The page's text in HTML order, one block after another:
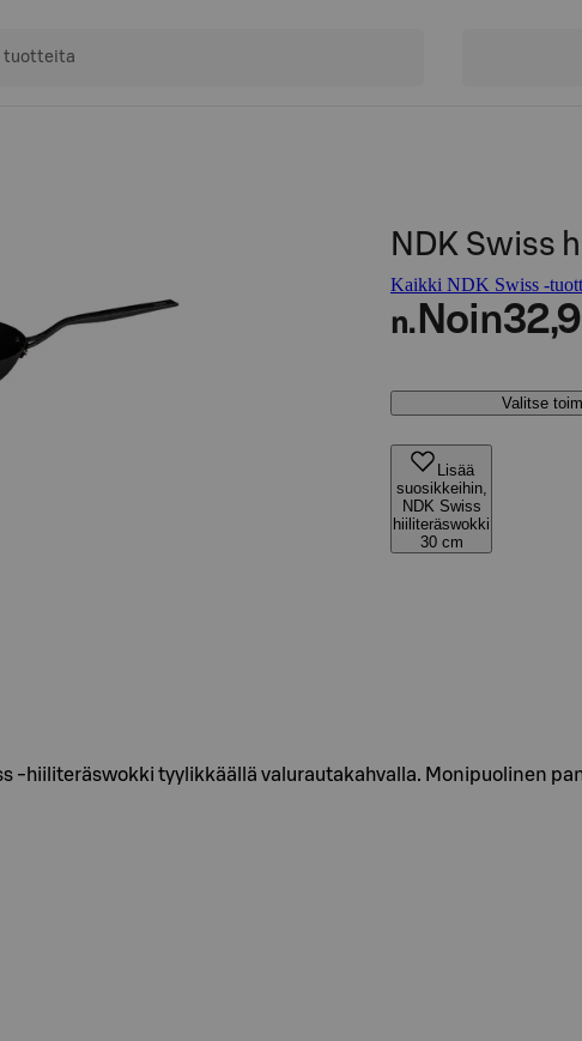
NDK Swiss
Kaikki NDK Swiss -
n. Noin
Valitse
Lisää
suosikkeihin,
NDK Swiss
hiiliteräswokki
30 cm
-hiiliteräswokki tyylikkäällä valurautakahvalla. Monipuolinen